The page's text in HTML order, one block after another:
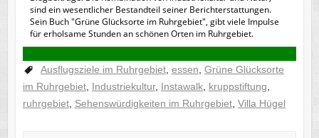
sind ein wesentlicher Bestandteil seiner Berichterstattungen.
Sein Buch "Grüne Glücksorte im Ruhrgebiet", gibt viele Impulse
für erholsame Stunden an schönen Orten im Ruhrgebiet.
Ausflugsziele im Ruhrgebiet, essen Grüne Glücksorte
im Ruhrgebiet, Industriekultur, Instawalk, kruppstiftung
ruhrgebiet, Sehenswürdigkeiten im Ruhrgebiet, Villa Hügel